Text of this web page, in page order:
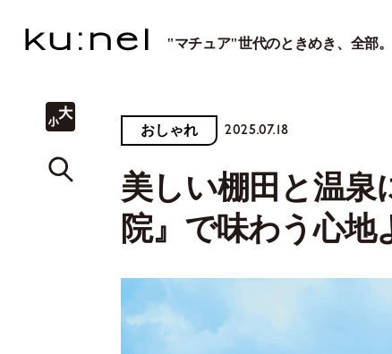
"マチュア"世代のときめき、全部。
おしゃれ 2025.07.18
美しい棚田と温泉
院』で味わう心地